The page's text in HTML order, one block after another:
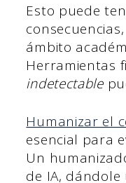
Esto puede
ámbito
Herramientas
indetectable
Humanizar el
esencial para
Un
de IA,